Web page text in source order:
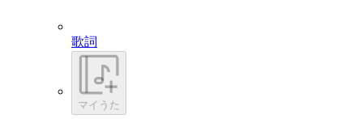
歌詞
マイうた